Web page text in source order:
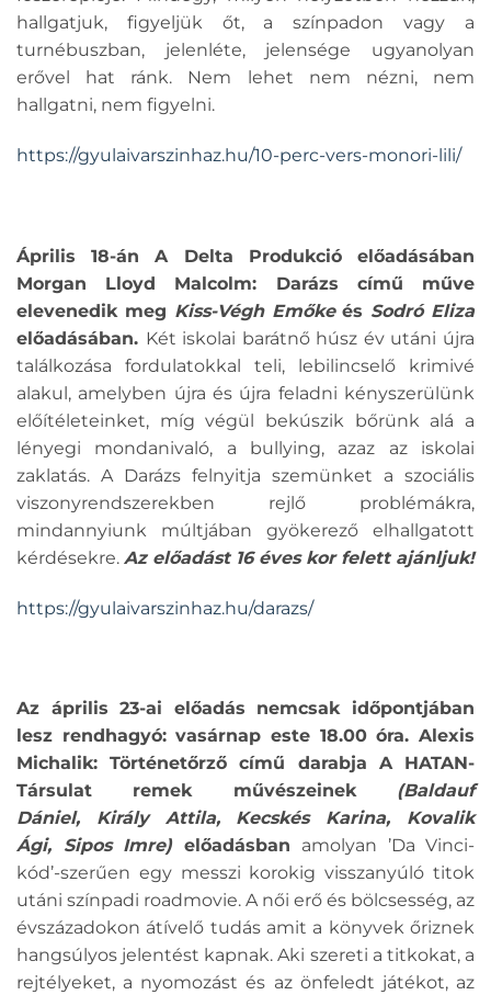
hallgatjuk, figyeljük őt, a színpadon vagy a
turnébuszban, jelenléte, jelensége ugyanolyan
erővel hat ránk. Nem lehet nem nézni, nem
hallgatni, nem figyelni.
https://gyulaivarszinhaz.hu/10-perc-vers-monori-lili/
Április 18-án A Delta Produkció előadásában
Morgan Lloyd Malcolm: Darázs című műve
elevenedik meg Kiss-Végh Emőkeés Sodró Eliza
előadásában. Két iskolai barátnő húsz év utáni újra
találkozása fordulatokkal teli, lebilincselő krimivé
alakul, amelyben újra és újra feladni kényszerülünk
előítéleteinket, míg végül bekúszik bőrünk alá a
lényegi mondanivaló, a bullying, azaz az iskolai
zaklatás. A Darázs felnyitja szemünket a szociális
viszonyrendszerekben rejlő problémákra,
mindannyiunk múltjában gyökerező elhallgatott
kérdésekre. Az előadást 16 éves kor felett ajánljuk!
https://gyulaivarszinhaz.hu/darazs/
Az április 23-ai előadás nemcsak időpontjában
lesz rendhagyó: vasárnap este 18.00 óra. Alexis
Michalik: Történetőrző című darabja A HATAN-
Társulat remek művészeinek (Baldauf
Dániel, Király Attila, Kecskés Karina, Kovalik
Ági, Sipos Imre)előadásban amolyan ’Da Vinci-
kód’-szerűen egy messzi korokig visszanyúló titok
utáni színpadi roadmovie. A női erő és bölcsesség, az
évszázadokon átívelő tudás amit a könyvek őriznek
hangsúlyos jelentést kapnak. Aki szereti a titkokat, a
rejtélyeket, a nyomozást és az önfeledt játékot, az